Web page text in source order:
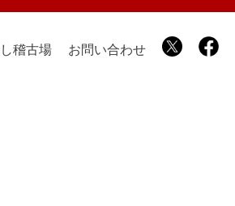
稽古場 お問い合わせ